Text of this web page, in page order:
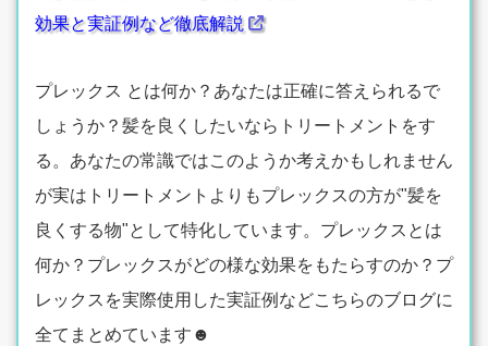
効果と実証例など徹底解説
プレックス とは何か？あなたは正確に答えられるで
しょうか？髪を良くしたいならトリートメントをす
る。あなたの常識ではこのようか考えかもしれません
が実はトリートメントよりもプレックスの方が"髪を
良くする物"として特化しています。プレックスとは
何か？プレックスがどの様な効果をもたらすのか？プ
レックスを実際使用した実証例などこちらのブログに
全てまとめています☻